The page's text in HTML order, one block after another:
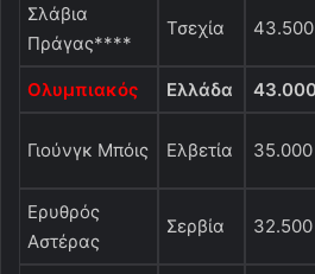
Σλάβια
Πράγας****
Τσεχία 43.500
Ολυμπιακός Ελλάδα
Γιούνγκ Μπόις Ελβετία 35.000
Ερυθρός
Αστέρας
Σερβία 32.500